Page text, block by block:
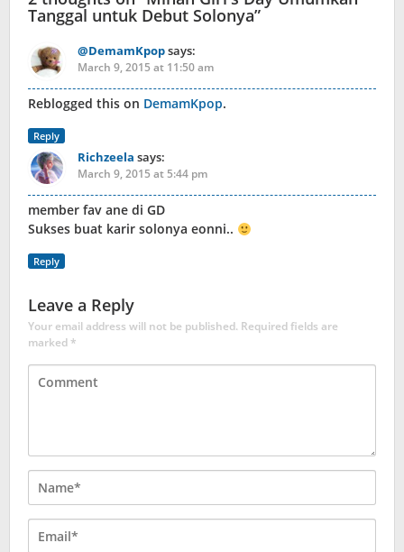
Tanggal untuk Debut Solonya”
@DemamKpopsays:
March 9, 2015 at 11:50 am
Reblogged this on DemamKpop.
Reply
Richzeela says:
March 9, 2015 at 5:44 pm
member fav ane di GD
Sukses buat karir solonya eonni..
Reply
Leave a Reply
Your email address will not be published. Required fields are
marked*